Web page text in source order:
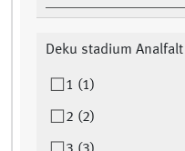
Deku stadium Analfalt
1 (1)
2 (2)